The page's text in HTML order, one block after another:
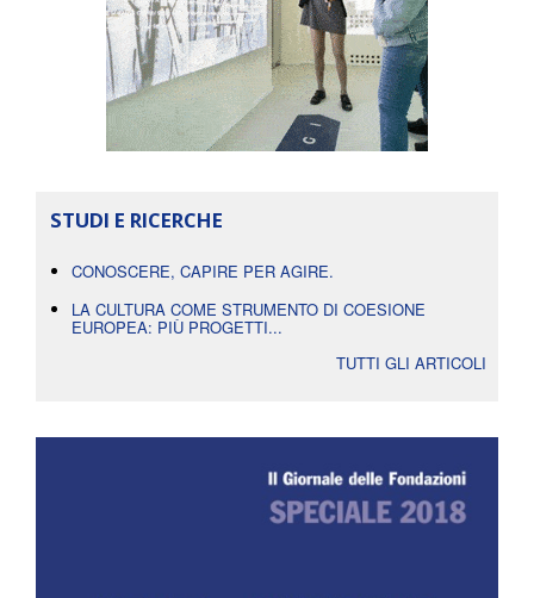
STUDI E RICERCHE
CONOSCERE, CAPIRE PER AGIRE.
LA CULTURA COME STRUMENTO DI COESIONE
EUROPEA: PIÙ PROGETTI...
TUTTI GLI ARTICOLI